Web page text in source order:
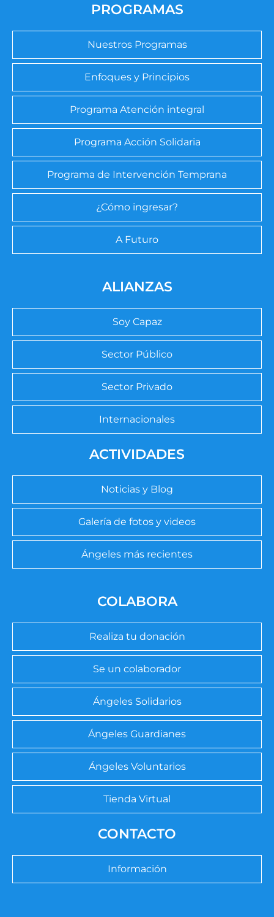
PROGRAMAS
Nuestros Programas
Enfoques y Principios
Programa Atención integral
Programa Acción Solidaria
Programa de Intervención Temprana
¿Cómo ingresar?
A Futuro
ALIANZAS
Soy Capaz
Sector Público
Sector Privado
Internacionales
ACTIVIDADES
Noticias y Blog
Galería de fotos y videos
Ángeles más recientes
COLABORA
Realiza tu donación
Se un colaborador
Ángeles Solidarios
Ángeles Guardianes
Ángeles Voluntarios
Tienda Virtual
CONTACTO
Información